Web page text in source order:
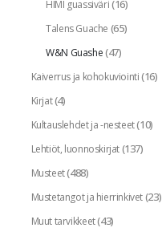
HIMI guassiväri(16)
Talens Guache (65)
W&N Guashe(47)
Kaiverrus ja kohokuviointi(16)
Kirjat(4)
Kultauslehdet ja -nesteet(10)
Lehtiöt, luonnoskirjat(137)
Musteet(488)
Mustetangot ja hierrinkivet(23)
Muut tarvikkeet(43)